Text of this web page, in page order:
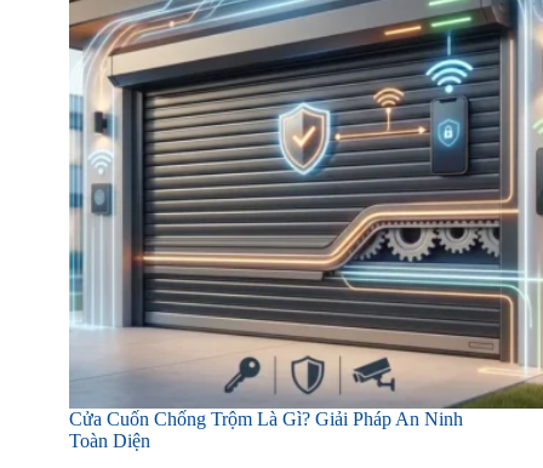
Cửa Cuốn Chống Trộm Là Gì? Giải Pháp An Ninh
Toàn Diện